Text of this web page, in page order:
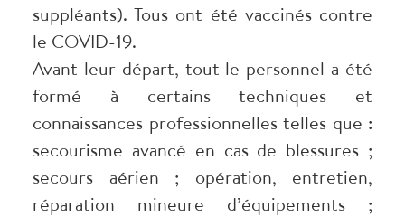
suppléants). Tous ont été vaccinés contre
le COVID-19.
Avant leur départ, tout le personnel a été
formé à certains techniques et
connaissances professionnelles telles que :
secourisme avancé en cas de blessures ;
secours aérien ; opération, entretien,
réparation mineure d’équipements ;